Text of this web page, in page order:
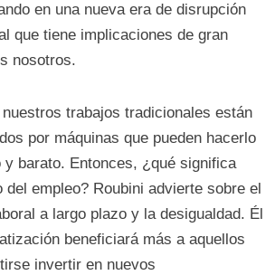
en una nueva era de disrupción
que tiene implicaciones de gran
nosotros.
trabajos tradicionales están
por máquinas que pueden hacerlo
y barato. Entonces, ¿qué significa
empleo? Roubini advierte sobre el
a largo plazo y la desigualdad. Él
beneficiará más a aquellos
invertir en nuevos